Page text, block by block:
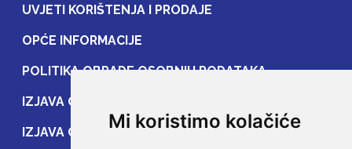
Mi koristimo kolačiće
UVJETI KORIŠTENJA I PRODAJE
OPĆE INFORMACIJE
POLITIKA OBRADE OSOBNIH PODATAKA
IZJAVA O ZAŠTITI OSOBNIH PODATAKA
IZJAVA O ZAŠTITI PRIJENOSA PODATAKA